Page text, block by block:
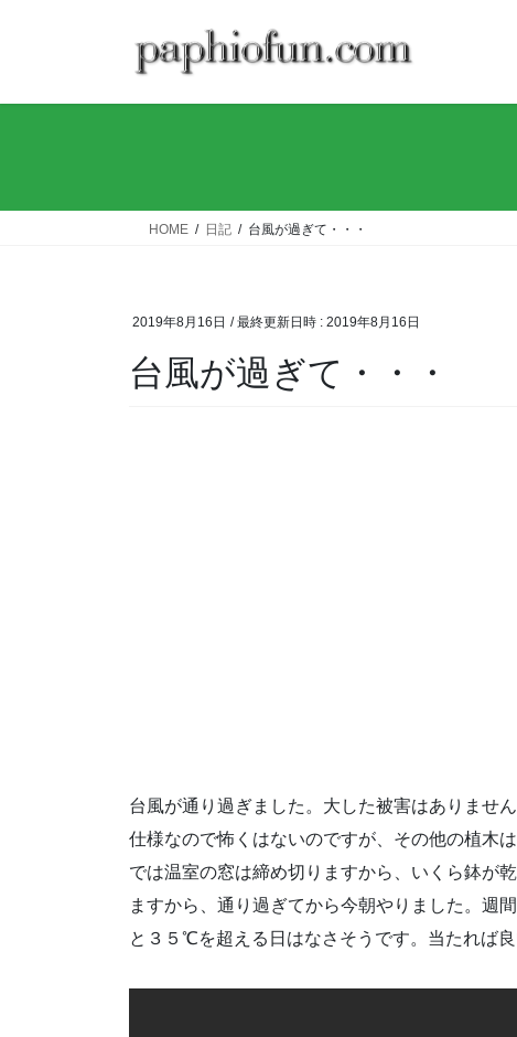
HOME 日記 台風が過ぎて・・・
2019年8月16日 / 最終更新日時 : 2019年8月16日
台風が過ぎて・・・
台風が通り過ぎました。大した被害はありませ
仕様なので怖くはないのですが、その他の植木
では温室の窓は締め切りますから、いくら鉢が
ますから、通り過ぎてから今朝やりました。週
と３５℃を超える日はなさそうです。当たれば良